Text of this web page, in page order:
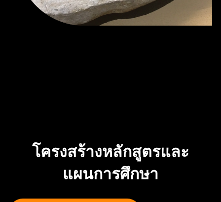
โครงสร้างหลักสูตรและ
แผนการศึกษา